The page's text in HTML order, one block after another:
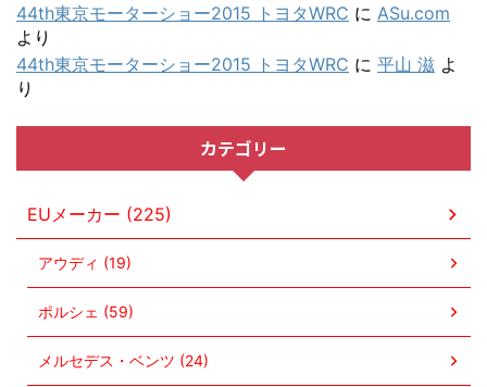
44th東京モーターショー2015 トヨタWRC に ASu.com
より
44th東京モーターショー2015 トヨタWRC に 平山 滋 よ
り
カテゴリー
EUメーカー (225)
アウディ (19)
ポルシェ (59)
メルセデス・ベンツ (24)